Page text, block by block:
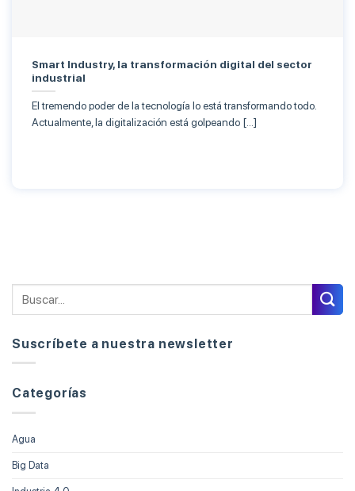
Smart Industry, la transformación digital del sector
industrial
El tremendo poder de la tecnología lo está transformando todo.
Actualmente, la digitalización está golpeando […]
Suscríbete a nuestra newsletter
Categorías
Agua
Big Data